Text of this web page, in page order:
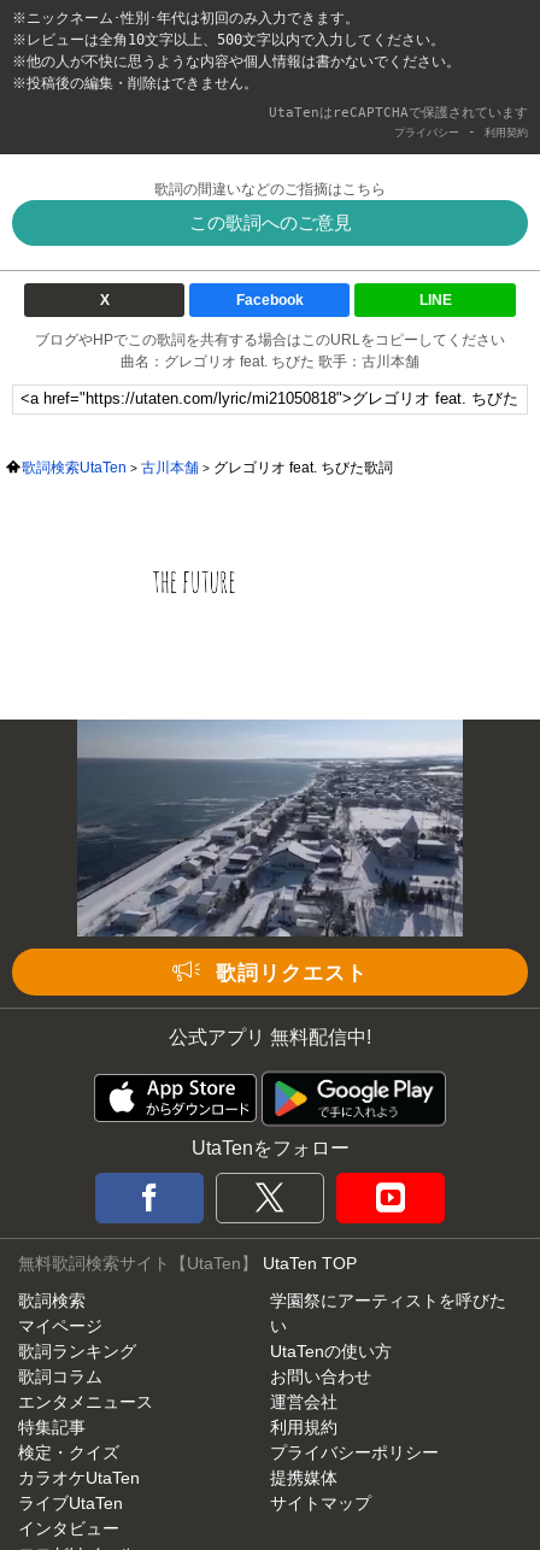
※ニックネーム･性別･年代は初回のみ入力できます。
※レビューは全角10文字以上、500文字以内で入力してください。
※他の人が不快に思うような内容や個人情報は書かないでください。
※投稿後の編集・削除はできません。
UtaTenはreCAPTCHAで保護されています
プライバシー - 利用契約
歌詞の間違いなどのご指摘はこちら
この歌詞へのご意見
X Facebook LINE
ブログやHPでこの歌詞を共有する場合はこのURLをコピーしてください
曲名：グレゴリオ feat. ちびた 歌手：古川本舗
歌詞検索UtaTen 古川本舗 グレゴリオ feat. ちびた歌詞
歌詞リクエスト
公式アプリ 無料配信中!
UtaTenをフォロー
無料歌詞検索サイト【UtaTen】 UtaTen TOP
歌詞検索
マイページ
歌詞ランキング
歌詞コラム
エンタメニュース
特集記事
検定・クイズ
カラオケUtaTen
ライブUtaTen
インタビュー
学園祭にアーティストを呼びた
い
UtaTenの使い方
お問い合わせ
運営会社
利用規約
プライバシーポリシー
提携媒体
サイトマップ